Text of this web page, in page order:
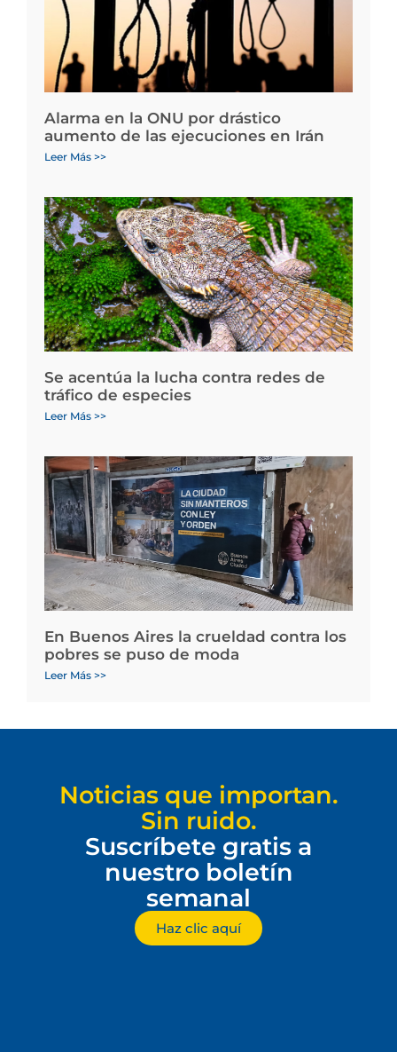
Alarma en la ONU por drástico
aumento de las ejecuciones en Irán
Leer Más >>
Se acentúa la lucha contra redes de
tráfico de especies
Leer Más >>
En Buenos Aires la crueldad contra los
pobres se puso de moda
Leer Más >>
Noticias que importan.
Sin ruido.
Suscríbete gratis a
nuestro boletín
semanal
Haz clic aquí